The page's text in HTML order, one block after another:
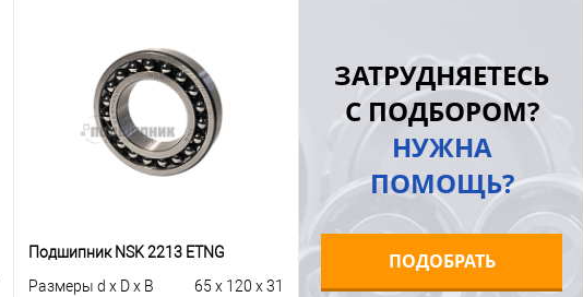
Купить в 1 клик
К сравнению
В избранное
Под заказ
Купить в 1 клик
В избранное
Под заказ
Подшипник NSK 2213 ETNG
Размеры d x D x B
65 x 120 x 31
ЗАТРУДНЯЕТЕСЬ
С ПОДБОРОМ?
НУЖНА
ПОМОЩЬ?
ПОДОБРАТЬ